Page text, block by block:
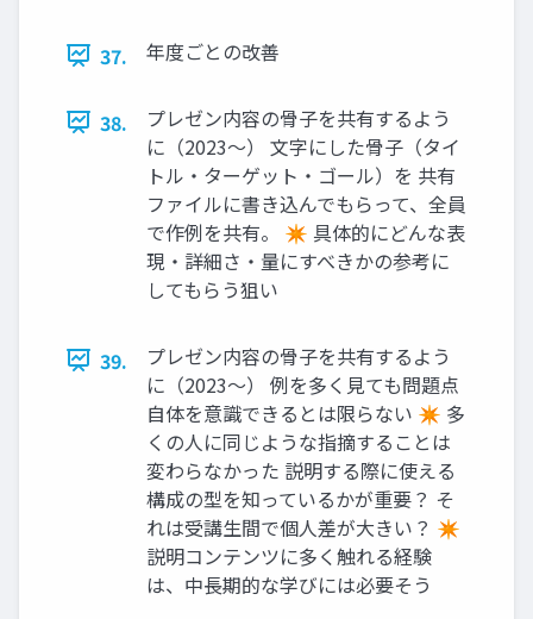
37. 年度ごとの改善
38.
プレゼン内容の骨子を共有するよう
に（2023〜） 文字にした骨子（タイ
トル・ターゲット・ゴール）を 共有
ファイルに書き込んでもらって、全員
で作例を共有。 ✴ 具体的にどんな表
現・詳細さ・量にすべきかの参考に
してもらう狙い
39.
プレゼン内容の骨子を共有するよう
に（2023〜） 例を多く見ても問題点
自体を意識できるとは限らない ✴ 多
くの人に同じような指摘することは
変わらなかった 説明する際に使える
構成の型を知っているかが重要？ そ
れは受講生間で個人差が大きい？ ✴
説明コンテンツに多く触れる経験
は、中長期的な学びには必要そう